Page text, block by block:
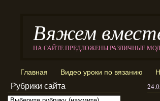
Вяжем
НА САЙТЕ ПРЕДЛОЖЕНЫ РАЗЛИЧНЫЕ
Главная Видео уроки по вязанию
Рубрики сайта